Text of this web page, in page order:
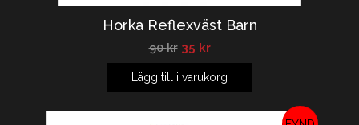
Horka Reflexväst Barn
90kr 35 kr
Lägg till i varukorg